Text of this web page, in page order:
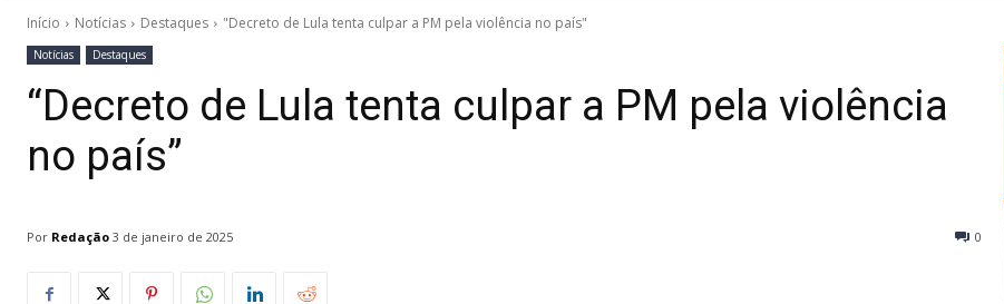
Início Notícias Destaques "Decreto de Lula tenta culpar a PM pela violência no país"
Notícias Destaques
“Decreto de Lula tenta culpar a PM pela violência
no país”
Por Redação 0
3 de janeiro de 2025